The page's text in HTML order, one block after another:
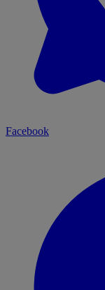
Facebook